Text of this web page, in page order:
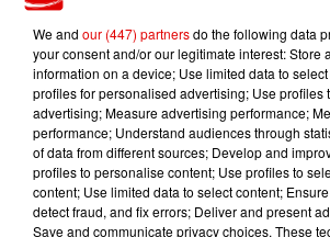
TITRES DIFFUSÉS
19h11
19h11 19h09
19h09
We and our (447) partnersdo the following data
your consent and/or our legitimate interest: Store
information on a device; Use limited data to
profiles for personalised advertising; Use profiles
advertising; Measure advertising performance;
performance; Understand audiences through
of data from different sources; Develop and
profiles to personalise content; Use profiles to
content; Use limited data to select content;
detect fraud, and fix errors; Deliver and present
Save and communicate privacy choices. These